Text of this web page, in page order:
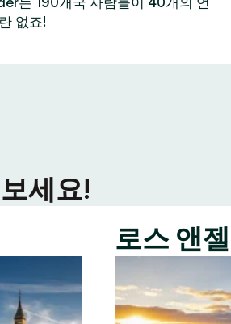
없죠!
세요!
로스 앤